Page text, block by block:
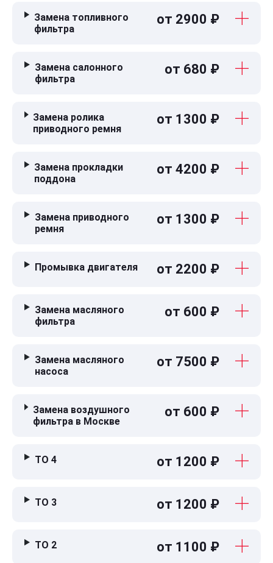
Замена топливного
фильтра
от 2900 ₽
Замена салонного
фильтра
от 680 ₽
Замена ролика
приводного ремня
от 1300 ₽
Замена прокладки
поддона
от 4200 ₽
Замена приводного
ремня
от 1300 ₽
Промывка двигателя от 2200 ₽
Замена масляного
фильтра
от 600 ₽
Замена масляного
насоса
от 7500 ₽
Замена воздушного
фильтра в Москве
от 600 ₽
ТО 4 от 1200 ₽
ТО 3 от 1200 ₽
ТО 2 от 1100 ₽